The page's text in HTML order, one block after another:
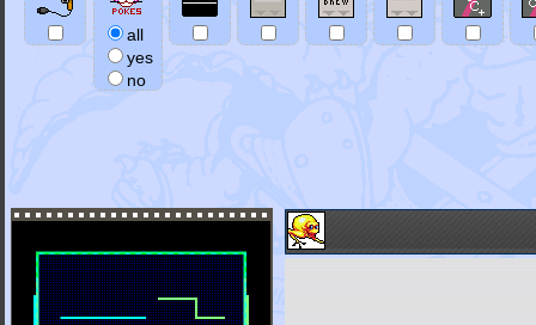
all
yes
no